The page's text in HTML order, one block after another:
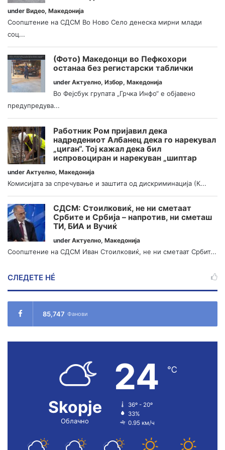
under Видео, Македонија
Соопштение на СДСМ Во Ново Село денеска мирни млади
соц...
(Фото) Македонци во Пефкохори
останаа без регистарски таблички
under Актуелно, Избор, Македонија
Во Фејсбук групата „Грчка Инфо“ е објавено
предупредува...
Работник Ром пријавил дека
надредениот Албанец дека го нарекувал
„циган“. Тој кажал дека бил
испровоциран и нарекуван „шиптар
under Актуелно, Македонија
Комисијата за спречување и заштита од дискриминација (К...
СДСМ: Стоилковиќ, не ни сметаат
Србите и Србија – напротив, ни сметаш
ТИ, БИА и Вучиќ
under Актуелно, Македонија
Соопштение на СДСМ Иван Стоилковиќ, не ни сметаат Србит...
СЛЕДЕТЕ НÉ
85,747 Фанови
Skopje
Облачно
24 ℃
36º - 20º
33%
0.95 км/ч